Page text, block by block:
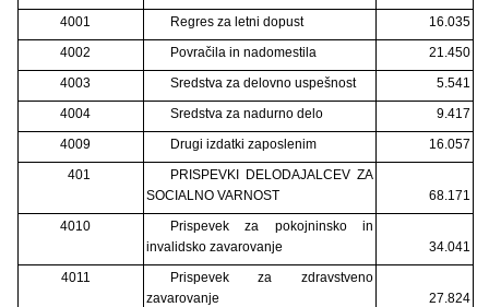
4001
Regres za letni dopust
16.035
4002
Povračila in nadomestila
21.450
4003
Sredstva za delovno uspešnost
5.541
4004
Sredstva za nadurno delo
9.417
4009
Drugi izdatki zaposlenim
16.057
401
PRISPEVKI DELODAJALCEV ZA
SOCIALNO VARNOST
68.171
4010
Prispevek za pokojninsko in
invalidsko zavarovanje
34.041
4011
Prispevek za zdravstveno
zavarovanje
27.824